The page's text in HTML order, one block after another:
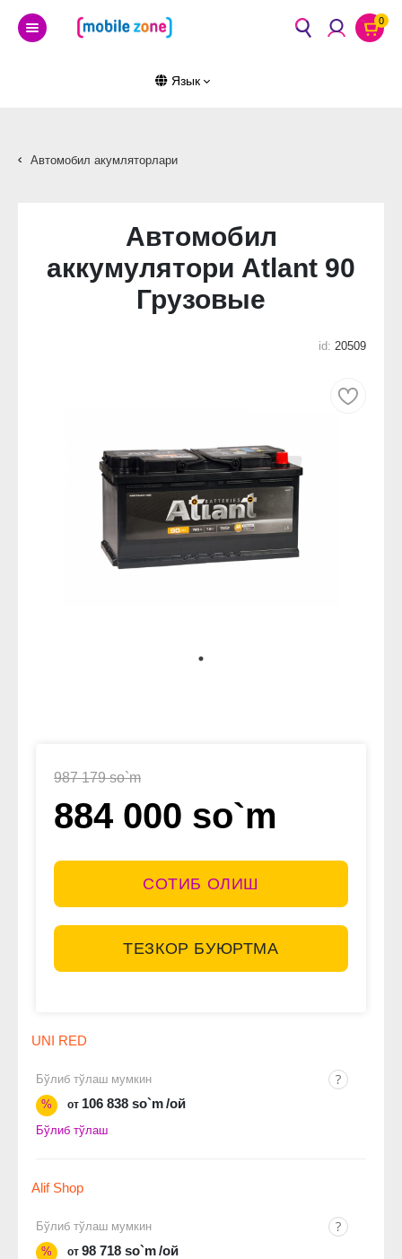
0
Язык
Автомобил акумляторлари
Автомобил
аккумулятори Atlant 90
Грузовые
id: 20509
987 179 so`m
884 000 so`m
СОТИБ ОЛИШ
ТЕЗКОР БУЮРТМА
UNI RED
Бўлиб тўлаш мумкин
%
от 106 838 so`m/ой
Бўлиб тўлаш
Alif Shop
Бўлиб тўлаш мумкин
%
от 98 718 so`m/ой